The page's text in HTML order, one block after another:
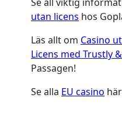
utan licens hos
Läs allt om Casino
Licens med Trustly
Passagen!
Se alla EU casino